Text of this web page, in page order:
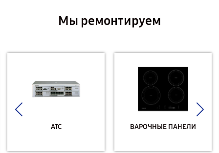
Мы ремонтируем
АТС ВАРОЧНЫЕ ПАНЕЛИ